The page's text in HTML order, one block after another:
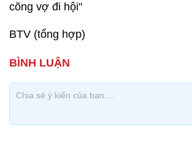
cõng vợ đi hội"
BTV (tổng hợp)